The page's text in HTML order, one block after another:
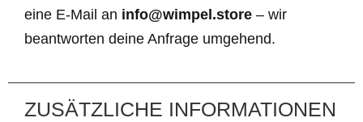
eine E-Mail an info@wimpel.store – wir
beantworten deine Anfrage umgehend.
ZUSÄTZLICHE INFORMATIONEN